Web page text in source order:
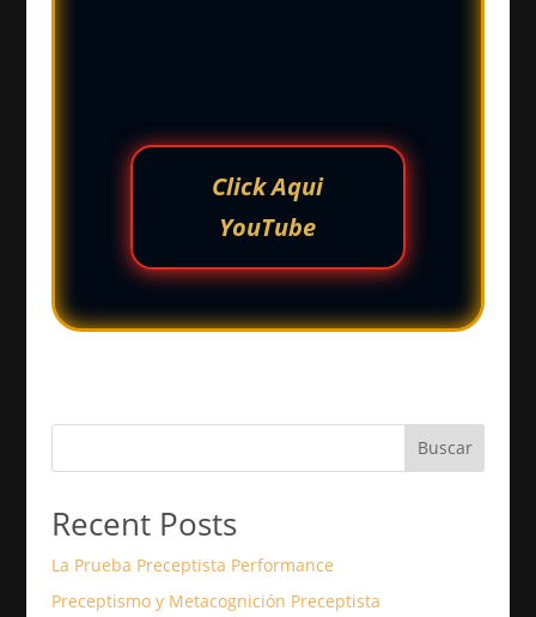
Click Aqui
YouTube
Buscar
Recent Posts
La Prueba Preceptista Performance
Preceptismo y Metacognición Preceptista